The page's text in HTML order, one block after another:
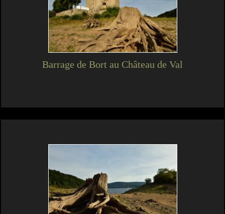
Barrage de Bort au Château de Val